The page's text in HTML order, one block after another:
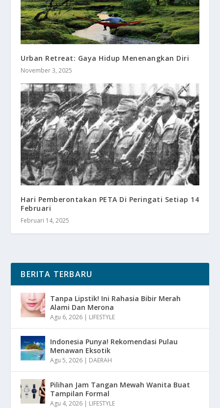
Urban Retreat: Gaya Hidup Menenangkan Diri
November 3, 2025
Hari Pemberontakan PETA Di Peringati Setiap 14
Februari
Februari 14, 2025
BERITA TERBARU
Tanpa Lipstik! Ini Rahasia Bibir Merah
Alami Dan Merona
Agu 6, 2026 | LIFESTYLE
Indonesia Punya! Rekomendasi Pulau
Menawan Eksotik
Agu 5, 2026 | DAERAH
Pilihan Jam Tangan Mewah Wanita Buat
Tampilan Formal
Agu 4, 2026 | LIFESTYLE